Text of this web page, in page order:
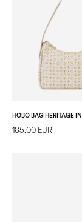
185.00 EUR